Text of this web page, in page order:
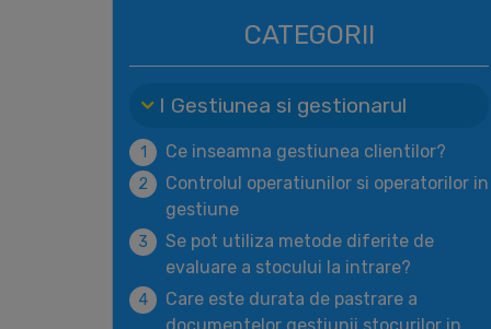
CATEGORII
I Gestiunea si gestionarul
1 Ce inseamna gestiunea clientilor?
2
Controlul operatiunilor si operatorilor in
gestiune
3
Se pot utiliza metode diferite de
evaluare a stocului la intrare?
4
Care este durata de pastrare a